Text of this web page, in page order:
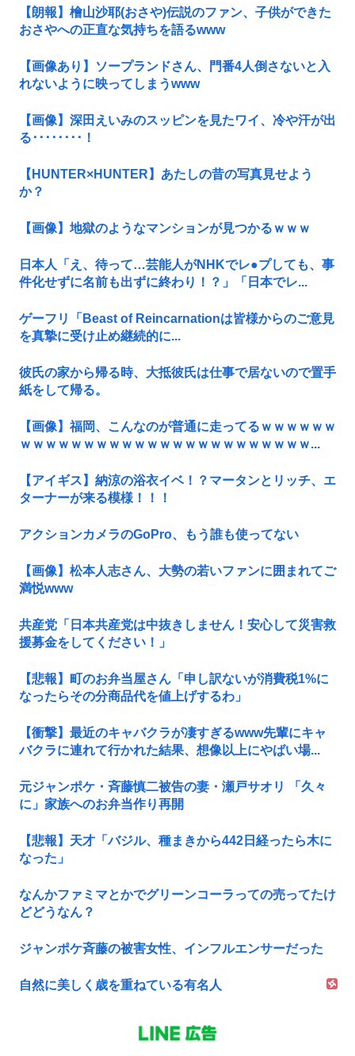
【朗報】檜山沙耶(おさや)伝説のファン、子供ができた
おさやへの正直な気持ちを語るwww
【画像あり】ソープランドさん、門番4人倒さないと入
れないように映ってしまうwww
【画像】深田えいみのスッピンを見たワイ、冷や汗が出
る････････！
【HUNTER×HUNTER】あたしの昔の写真見せよう
か？
【画像】地獄のようなマンションが見つかるｗｗｗ
日本人「え、待って…芸能人がNHKでレ●プしても、事
件化せずに名前も出ずに終わり！？」「日本でレ...
ゲーフリ「Beast of Reincarnationは皆様からのご意見
を真摯に受け止め継続的に...
彼氏の家から帰る時、大抵彼氏は仕事で居ないので置手
紙をして帰る。
【画像】福岡、こんなのが普通に走ってるｗｗｗｗｗｗ
ｗｗｗｗｗｗｗｗｗｗｗｗｗｗｗｗｗｗｗｗｗｗｗ...
【アイギス】納涼の浴衣イベ！？マータンとリッチ、エ
ターナーが来る模様！！！
アクションカメラのGoPro、もう誰も使ってない
【画像】松本人志さん、大勢の若いファンに囲まれてご
満悦www
共産党「日本共産党は中抜きしません！安心して災害救
援募金をしてください！」
【悲報】町のお弁当屋さん「申し訳ないが消費税1%に
なったらその分商品代を値上げするわ」
【衝撃】最近のキャバクラが凄すぎるwww先輩にキャ
バクラに連れて行かれた結果、想像以上にやばい場...
元ジャンポケ・斉藤慎二被告の妻・瀬戸サオリ 「久々
に」家族へのお弁当作り再開
【悲報】天才「バジル、種まきから442日経ったら木に
なった」
なんかファミマとかでグリーンコーラっての売ってたけ
どどうなん？
ジャンポケ斉藤の被害女性、インフルエンサーだった
自然に美しく歳を重ねている有名人